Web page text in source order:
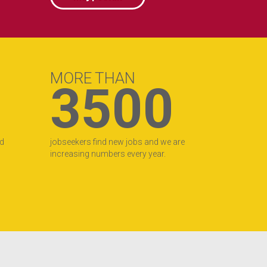
MORE THAN
3500
jobseekers find new jobs and we are
increasing numbers every year.